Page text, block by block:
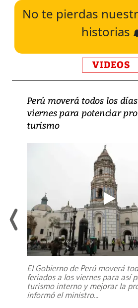
No te pierdas
historias
VIDEOS
Perú moverá todos los
viernes para potenciar
turismo
El Gobierno de Perú moverá
feriados a los viernes para así
turismo interno y mejorar la
informó el ministro...